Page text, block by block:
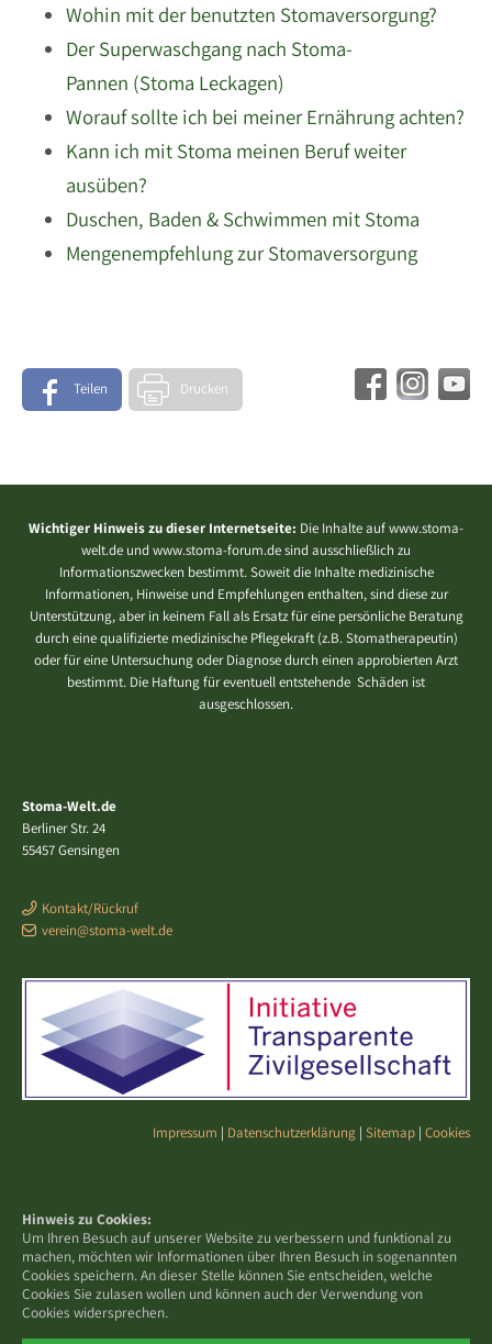
Hinweis zu Cookies:
Um Ihren Besuch auf unserer Website zu verbessern und funktional zu
machen, möchten wir Informationen über Ihren Besuch in sogenannten
Cookies speichern. An dieser Stelle können Sie entscheiden, welche
Cookies Sie zulasen wollen und können auch der Verwendung von
Cookies widersprechen.
Wohin mit der benutzten Stomaversorgung?
Der Superwaschgang nach Stoma-
Pannen (Stoma Leckagen)
Worauf sollte ich bei meiner Ernährung achten?
Kann ich mit Stoma meinen Beruf weiter
ausüben?
Duschen, Baden & Schwimmen mit Stoma
Mengenempfehlung zur Stomaversorgung
Teilen Drucken
Wichtiger Hinweis zu dieser Internetseite: Die Inhalte auf www.stoma-
welt.de und www.stoma-forum.de sind ausschließlich zu
Informationszwecken bestimmt. Soweit die Inhalte medizinische
Informationen, Hinweise und Empfehlungen enthalten, sind diese zur
Unterstützung, aber in keinem Fall als Ersatz für eine persönliche Beratung
durch eine qualifizierte medizinische Pflegekraft (z.B. Stomatherapeutin)
oder für eine Untersuchung oder Diagnose durch einen approbierten Arzt
bestimmt. Die Haftung für eventuell entstehende Schäden ist
ausgeschlossen.
Stoma-Welt.de
Berliner Str. 24
55457 Gensingen
Kontakt/Rückruf
verein@stoma-welt.de
Impressum | Datenschutzerklärung | Sitemap | Cookies